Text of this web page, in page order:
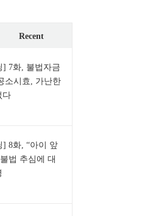
Recent
] 7화, 불법자금
소시효, 가난한
다
] 8화, “아이 앞
법 추심에 대